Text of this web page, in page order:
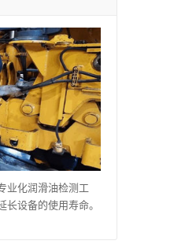
业化润滑油检测工
设备的使用寿命。